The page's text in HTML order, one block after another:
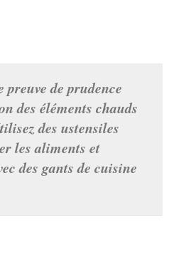
preuve de prudence
des éléments chauds
des ustensiles
les aliments et
des gants de cuisine